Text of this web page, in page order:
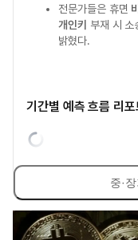
전문가들은 휴면
개인키
부재 시 소
밝혔다.
기간별 예측 흐름 리포
중·